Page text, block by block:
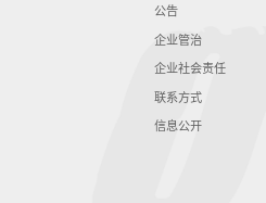
公告
企业管治
企业社会责任
联系方式
信息公开